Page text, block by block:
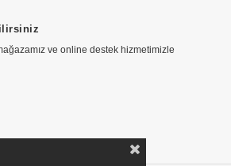
ve online destek hizmetimizle